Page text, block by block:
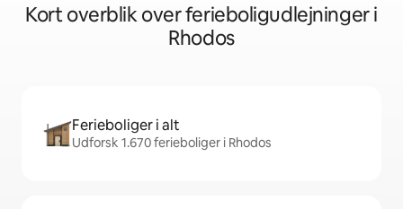
Kort overblik over ferieboligudlejninger i
Rhodos
Ferieboliger i alt
Udforsk 1.670 ferieboliger i Rhodos